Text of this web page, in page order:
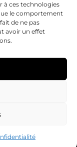
à ces technologies
le comportement
de ne pas
avoir un effet